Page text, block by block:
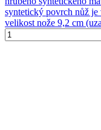
syntetický povrch nůž je
velikost nože 9,2 cm